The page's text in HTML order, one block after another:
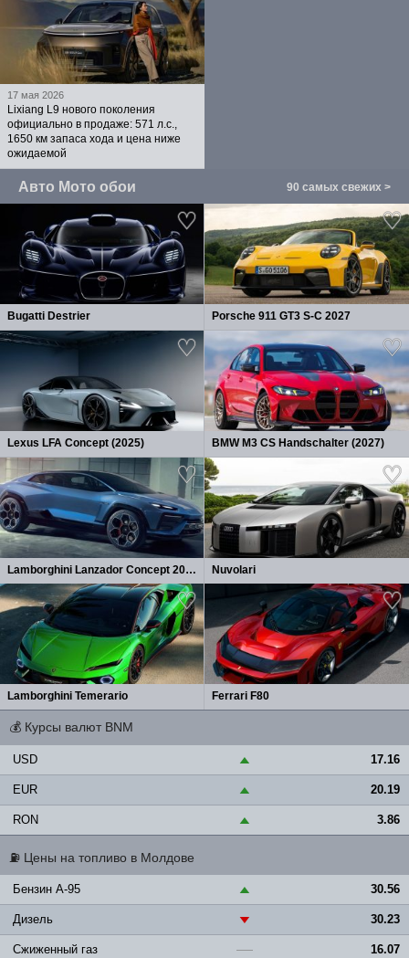
17 мая 2026
Lixiang L9 нового поколения
официально в продаже: 571 л.с.,
1650 км запаса хода и цена ниже
ожидаемой
Авто Мото обои 90 самых свежих >
Bugatti Destrier Porsche 911 GT3 S-C 2027
Lexus LFA Concept (2025) BMW M3 CS Handschalter (2027)
Lamborghini Lanzador Concept 2026 Nuvolari
Lamborghini Temerario Ferrari F80
💰 Курсы валют BNM
USD ▲ 17.16
EUR ▲ 20.19
RON ▲ 3.86
⛽ Цены на топливо в Молдове
Бензин A-95 ▲ 30.56
Дизель ▼ 30.23
Сжиженный газ — 16.07